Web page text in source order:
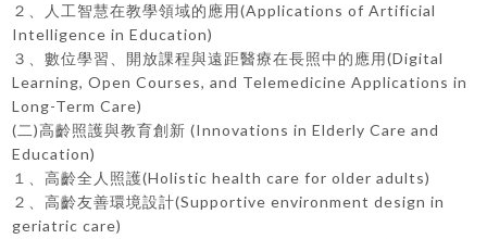
２、人工智慧在教學領域的應用(Applications of Artificial
Intelligence in Education)
３、數位學習、開放課程與遠距醫療在長照中的應用(Digital
Learning, Open Courses, and Telemedicine Applications in
Long-Term Care)
(二)高齡照護與教育創新 (Innovations in Elderly Care and
Education)
１、高齡全人照護(Holistic health care for older adults)
２、高齡友善環境設計(Supportive environment design in
geriatric care)